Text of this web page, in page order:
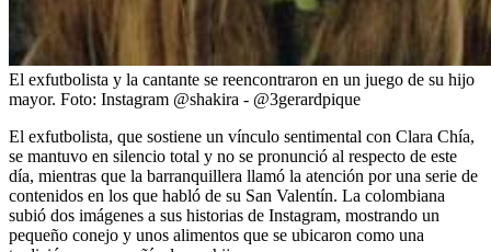
El exfutbolista y la cantante se reencontraron en un juego de su hijo
mayor. Foto: Instagram @shakira - @3gerardpique
El exfutbolista, que sostiene un vínculo sentimental con Clara Chía,
se mantuvo en silencio total y no se pronunció al respecto de este
día, mientras que la barranquillera llamó la atención por una serie de
contenidos en los que habló de su San Valentín. La colombiana
subió dos imágenes a sus historias de Instagram, mostrando un
pequeño conejo y unos alimentos que se ubicaron como una